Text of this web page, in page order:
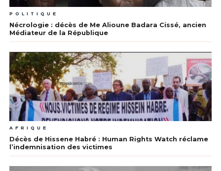
POLITIQUE
Nécrologie : décès de Me Alioune Badara Cissé, ancien
Médiateur de la République
AFRIQUE
Décès de Hissene Habré : Human Rights Watch réclame
l’indemnisation des victimes